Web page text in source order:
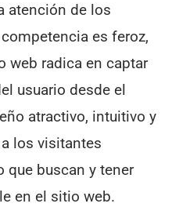
atención de los
es feroz,
web radica en captar
usuario desde el
atractivo, intuitivo y
los visitantes
que buscan y tener
en el sitio web.